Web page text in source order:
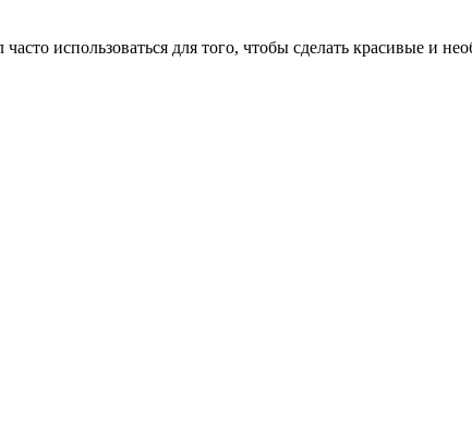
использоваться для того, чтобы сделать красивые и